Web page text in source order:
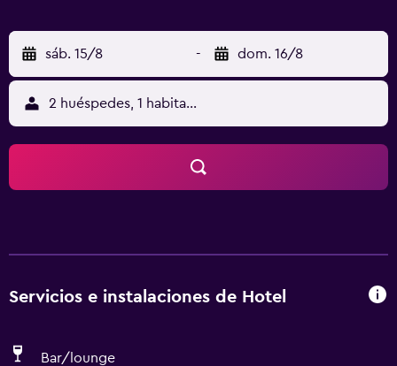
sáb. 15/8 - dom. 16/8
2 huéspedes, 1 habitación
Servicios e instalaciones de Hotel
Bar/lounge